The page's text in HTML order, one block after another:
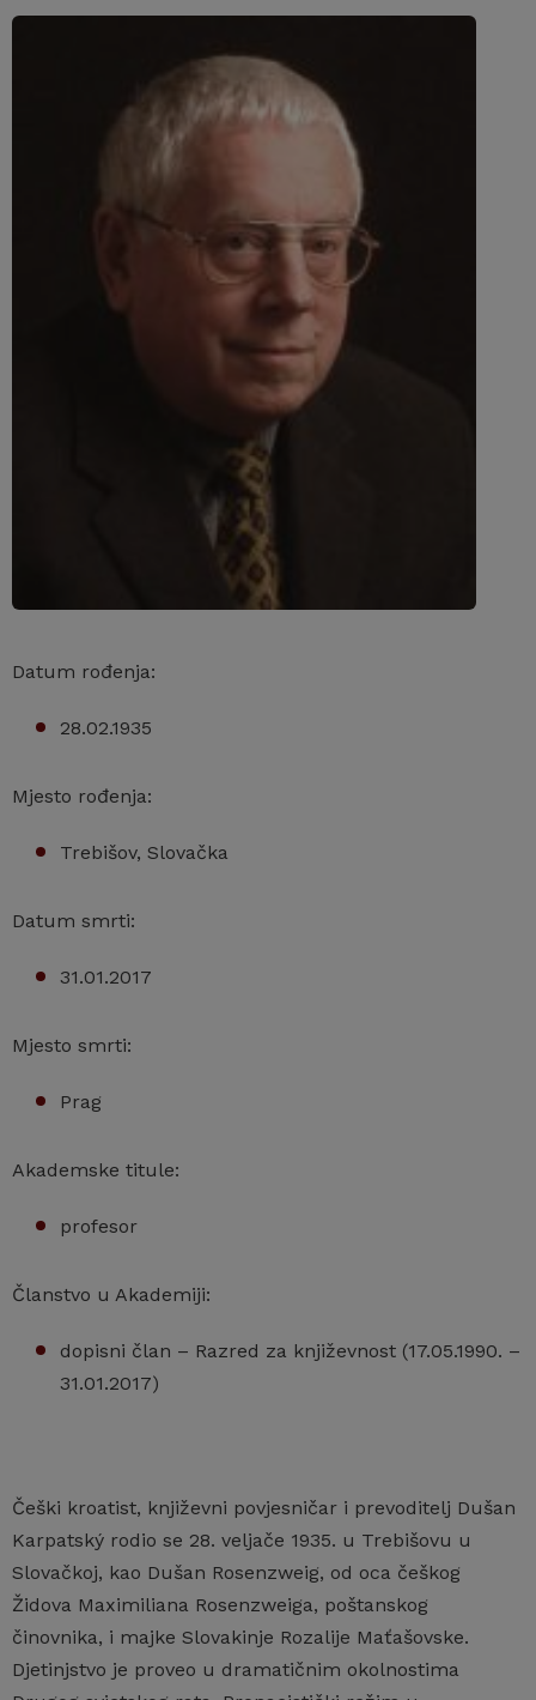
Datum rođenja:
28.02.1935
Mjesto rođenja:
Trebišov, Slovačka
Datum smrti:
31.01.2017
Mjesto smrti:
Prag
Akademske titule:
profesor
Članstvo u Akademiji:
dopisni član – Razred za književnost (17.05.1990. –
31.01.2017)
Češki kroatist, književni povjesničar i prevoditelj Dušan
Karpatský rodio se 28. veljače 1935. u Trebišovu u
Slovačkoj, kao Dušan Rosenzweig, od oca češkog
Židova Maximiliana Rosenzweiga, poštanskog
činovnika, i majke Slovakinje Rozalije Maťašovske.
Djetinjstvo je proveo u dramatičnim okolnostima